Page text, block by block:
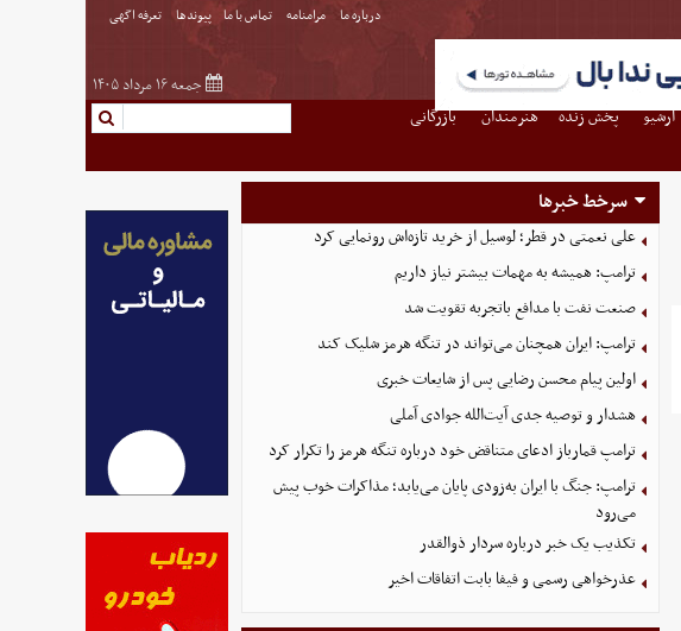
درباره ما مرامنامه تماس با ما پیوندها تعرفه اگهی
جمعه ۱۶ مرداد ۱۴۰۵
آرشیو پخش زنده هنرمندان
بازرگانی
سرخط خبرها
علی نعمتی در قطر؛ لوسیل از خرید تازه‌اش رونمایی کرد
ترامپ: همیشه به مهمات بیشتر نیاز داریم
صنعت نفت با مدافع باتجربه تقویت شد
ترامپ: ایران همچنان می‌تواند در تنگه هرمز شلیک کند
اولین پیام محسن رضایی پس از شایعات خبری
هشدار و توصیه جدی آیت‌الله جوادی آملی
ترامپ قمارباز ادعای متناقض خود درباره تنگه هرمز را تکرار کرد
ترامپ: جنگ با ایران به‌زودی پایان می‌یابد؛ مذاکرات خوب پیش
می‌رود
تکذیب یک خبر درباره سردار ذوالقدر
عذرخواهی رسمی و فیفا بابت اتفاقات اخیر